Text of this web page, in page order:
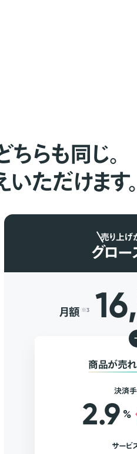
らも同じ。
ただけます。
売り上げ
グロー
月額 ※3
商品が売れ
決済
2.9 %
サービ